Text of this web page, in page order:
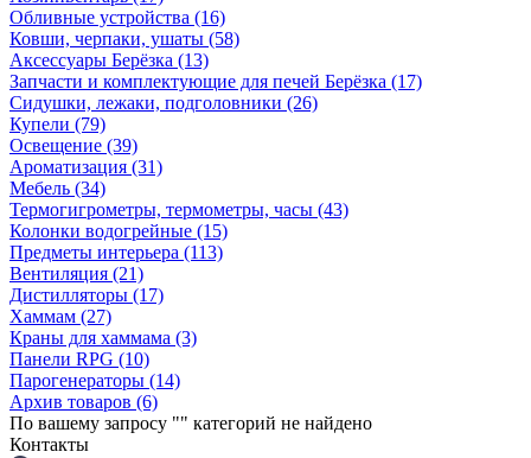
Обливные устройства (16)
Ковши, черпаки, ушаты (58)
Аксессуары Берёзка (13)
Запчасти и комплектующие для печей Берёзка (17)
Сидушки, лежаки, подголовники (26)
Купели (79)
Освещение (39)
Ароматизация (31)
Мебель (34)
Термогигрометры, термометры, часы (43)
Колонки водогрейные (15)
Предметы интерьера (113)
Вентиляция (21)
Дистилляторы (17)
Хаммам (27)
Краны для хаммама (3)
Панели RPG (10)
Парогенераторы (14)
Архив товаров (6)
По вашему запросу "" категорий не найдено
Контакты